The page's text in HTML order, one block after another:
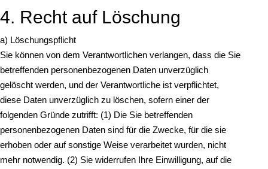
4. Recht auf Löschung
a) Löschungspflicht
Sie können von dem Verantwortlichen verlangen, dass die Sie
betreffenden personenbezogenen Daten unverzüglich
gelöscht werden, und der Verantwortliche ist verpflichtet,
diese Daten unverzüglich zu löschen, sofern einer der
folgenden Gründe zutrifft: (1) Die Sie betreffenden
personenbezogenen Daten sind für die Zwecke, für die sie
erhoben oder auf sonstige Weise verarbeitet wurden, nicht
mehr notwendig. (2) Sie widerrufen Ihre Einwilligung, auf die